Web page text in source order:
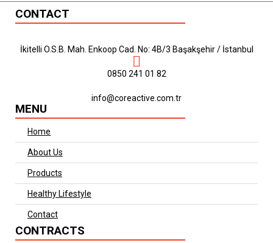
CONTACT
İkitelli O.S.B. Mah. Enkoop Cad. No: 4B/3 Başakşehir / İstanbul
0850 241 01 82
info@coreactive.com.tr
MENU
Home
About Us
Products
Healthy Lifestyle
Contact
CONTRACTS